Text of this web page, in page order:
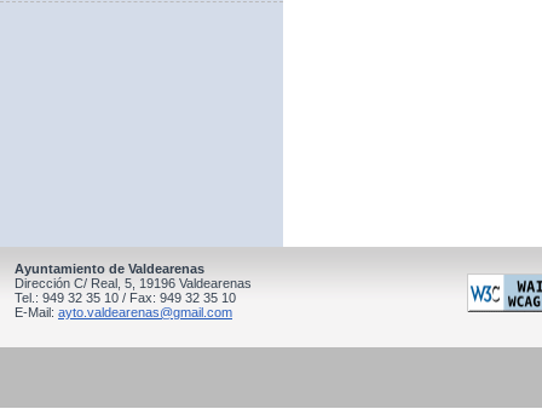
Ayuntamiento de Valdearenas
Dirección C/ Real, 5, 19196 Valdearenas
Tel.: 949 32 35 10 / Fax: 949 32 35 10
E-Mail: ayto.valdearenas@gmail.com